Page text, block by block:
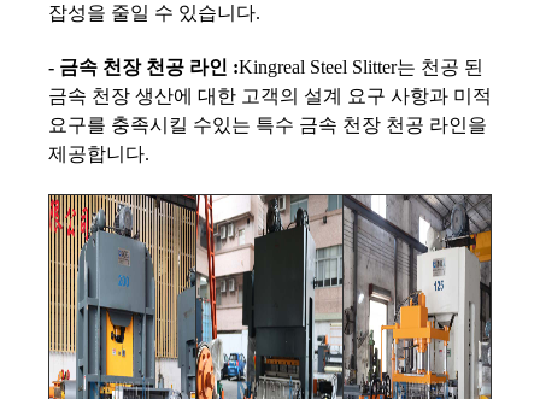
잡성을 줄일 수 있습니다.
- 금속 천장 천공 라인 :Kingreal Steel Slitter는 천공 된
금속 천장 생산에 대한 고객의 설계 요구 사항과 미적
요구를 충족시킬 수있는 특수 금속 천장 천공 라인을
제공합니다.